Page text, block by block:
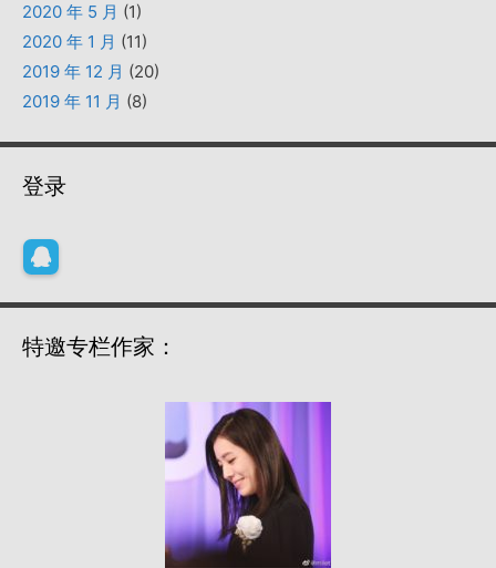
2020 年 5 月 (1)
2020 年 1 月 (11)
2019 年 12 月 (20)
2019 年 11 月 (8)
登录
特邀专栏作家：